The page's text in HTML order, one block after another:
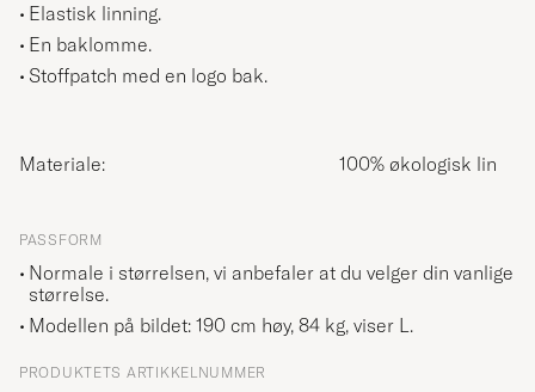
Elastisk linning.
En baklomme.
Stoffpatch med en logo bak.
Materiale: 100% økologisk lin
PASSFORM
Normale i størrelsen, vi anbefaler at du velger din vanlige
størrelse.
Modellen på bildet: 190 cm høy, 84 kg, viser L.
PRODUKTETS ARTIKKELNUMMER